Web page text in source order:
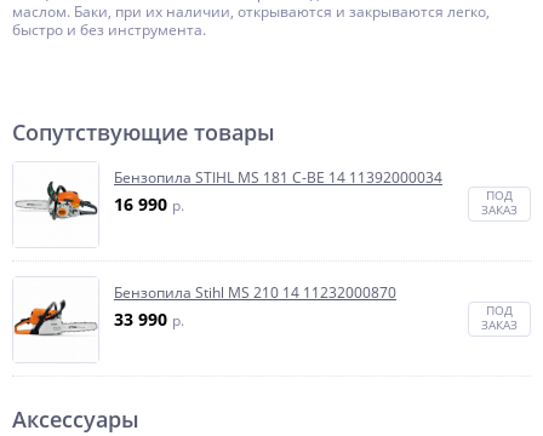
маслом. Баки, при их наличии, открываются и закрываются легко,
быстро и без инструмента.
Сопутствующие товары
Бензопила STIHL MS 181 C-BE 14 11392000034
16 990 p.
ПОД
ЗАКАЗ
Бензопила Stihl MS 210 14 11232000870
33 990 p.
ПОД
ЗАКАЗ
Аксессуары